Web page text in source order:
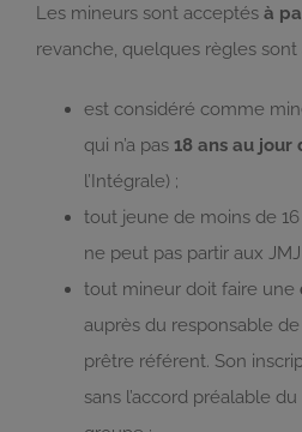
Les mineurs sont acceptés à
revanche, quelques règles
est considéré comme
qui n’a pas 18 ans au
l’Intégrale) ;
tout jeune de moins de
ne peut pas partir aux JMJ
tout mineur doit faire une
auprès du responsable
prêtre référent. Son
sans l’accord préalable